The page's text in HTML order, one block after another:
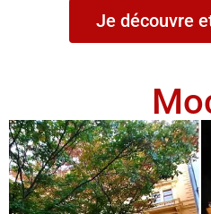
Je découvre